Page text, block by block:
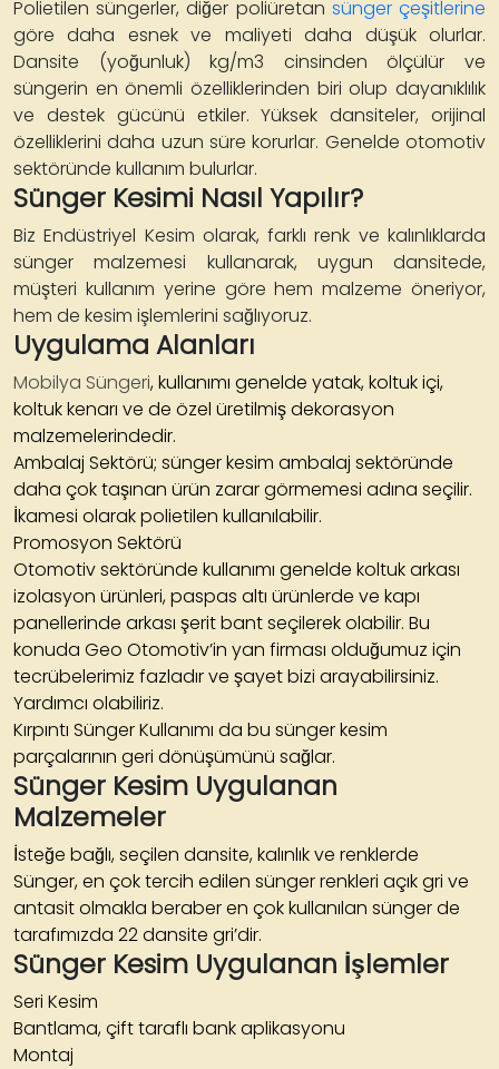
Polietilen süngerler, diğer poliüretan sünger çeşitlerine
göre daha esnek ve maliyeti daha düşük olurlar.
Dansite (yoğunluk) kg/m3 cinsinden ölçülür ve
süngerin en önemli özelliklerinden biri olup dayanıklılık
ve destek gücünü etkiler. Yüksek dansiteler, orijinal
özelliklerini daha uzun süre korurlar. Genelde otomotiv
sektöründe kullanım bulurlar.
Sünger Kesimi Nasıl Yapılır?
Biz Endüstriyel Kesim olarak, farklı renk ve kalınlıklarda
sünger malzemesi kullanarak, uygun dansitede,
müşteri kullanım yerine göre hem malzeme öneriyor,
hem de kesim işlemlerini sağlıyoruz.
Uygulama Alanları
Mobilya Süngeri, kullanımı genelde yatak, koltuk içi,
koltuk kenarı ve de özel üretilmiş dekorasyon
malzemelerindedir.
Ambalaj Sektörü; sünger kesim ambalaj sektöründe
daha çok taşınan ürün zarar görmemesi adına seçilir.
İkamesi olarak polietilen kullanılabilir.
Promosyon Sektörü
Otomotiv sektöründe kullanımı genelde koltuk arkası
izolasyon ürünleri, paspas altı ürünlerde ve kapı
panellerinde arkası şerit bant seçilerek olabilir. Bu
konuda Geo Otomotiv’in yan firması olduğumuz için
tecrübelerimiz fazladır ve şayet bizi arayabilirsiniz.
Yardımcı olabiliriz.
Kırpıntı Sünger Kullanımı da bu sünger kesim
parçalarının geri dönüşümünü sağlar.
Sünger Kesim Uygulanan
Malzemeler
İsteğe bağlı, seçilen dansite, kalınlık ve renklerde
Sünger, en çok tercih edilen sünger renkleri açık gri ve
antasit olmakla beraber en çok kullanılan sünger de
tarafımızda 22 dansite gri’dir.
Sünger Kesim Uygulanan İşlemler
Seri Kesim
Bantlama, çift taraflı bank aplikasyonu
Montaj